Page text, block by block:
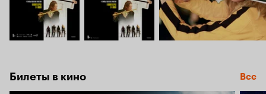
Билеты в кино Все